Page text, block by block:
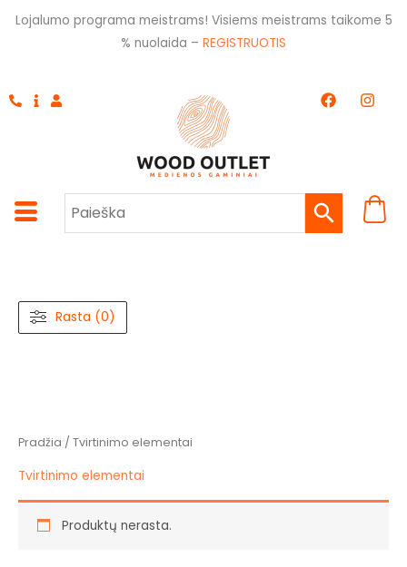
Pereiti
Lojalumo programa meistrams! Visiems meistrams taikome 5
% nuolaida – REGISTRUOTIS
F
a
k
I
n
a
m
Rasta (0)
Pradžia / Tvirtinimo elementai
Tvirtinimo elementai
Produktų nerasta.